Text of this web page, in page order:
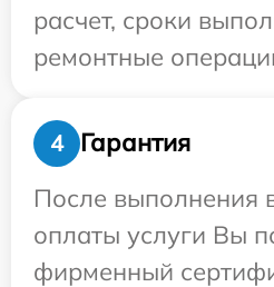
расчет, сроки
ремонтные
4
Гарантия
После выполнения
оплаты услуги Вы
фирменный